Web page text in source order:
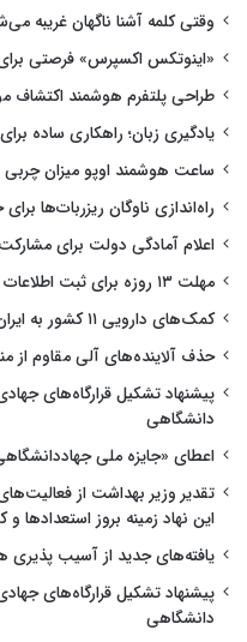
وقتی کلمه آشنا ناگهان غریبه
«اینوتکس اکسپرس» فرصتی
طراحی پلتفرم هوشمند
یادگیری زبان؛ راهکاری ساده
ساعت هوشمند اوپو میزان
راه‌اندازی ناوگان ریزربات‌ها
اعلام آمادگی دولت برای
مهلت ۱۳ روزه برای ثبت اطلاعات کالاهای پزشکی
کمک‌های دارویی ۱۱ کشور به ایران در دوران جنگ
حذف آلاینده‌های آلی مقاوم از
پیشنهاد تشکیل قرارگاه‌های
دانشگاهی
اعطای «جایزه ملی
تقدیر وزیر بهداشت از
این نهاد زمینه بروز استعدادها و
یافته‌های جدید از آسیب پذیری
پیشنهاد تشکیل قرارگاه‌های
دانشگاهی